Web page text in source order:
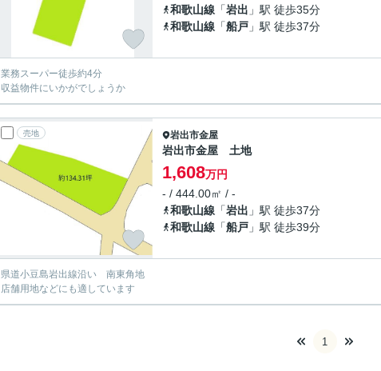
和歌山線 「岩出 」駅 徒歩35分
和歌山線 「船戸 」駅 徒歩37分
業務スーパー徒歩約4分
収益物件にいかがでしょうか
売地 岩出市金屋
岩出市金屋 土地
1,608万円
- / 444.00㎡ / -
和歌山線 「岩出 」駅 徒歩37分
和歌山線 「船戸 」駅 徒歩39分
県道小豆島岩出線沿い 南東角地
店舗用地などにも適しています
1